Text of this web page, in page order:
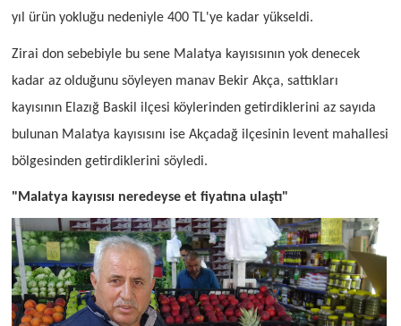
yıl ürün yokluğu nedeniyle 400 TL'ye kadar yükseldi.
Zirai don sebebiyle bu sene Malatya kayısısının yok denecek
kadar az olduğunu söyleyen manav Bekir Akça, sattıkları
kayısının Elazığ Baskil ilçesi köylerinden getirdiklerini az sayıda
bulunan Malatya kayısısını ise Akçadağ ilçesinin levent mahallesi
bölgesinden getirdiklerini söyledi.
"Malatya kayısısı neredeyse et fiyatına ulaştı"